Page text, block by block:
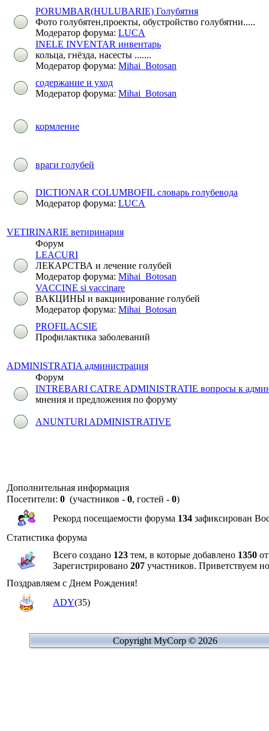
PORUMBAR(HULUBARIE) Голубятня
Фото голубятен,проекты, обустройство голубятни.....
Модератор форума: LUCA
INELE INVENTAR инвентарь
кольца, гнёзда, насесты .......
Модератор форума: Mihai_Botosan
содержание и уход
Модератор форума: Mihai_Botosan
кормление
враги голубей
DICTIONAR COLUMBOFIL словарь голубевода
Модератор форума: LUCA
VETIRINARIE ветиринария
Форум
LEACURI
ЛЕКАРСТВА и лечение голубей
Модератор форума: Mihai_Botosan
VACCINE si vaccinare
ВАКЦИНЫ и вакцинирование голубей
Модератор форума: Mihai_Botosan
PROFILACSIE
Профилактика заболеваний
ADMINISTRATIA администрация
Форум
INTREBARI CATRE ADMINISTRATIE вопросы к
мнения и предложения по форуму
ANUNTURI ADMINISTRATIVE
Дополнительная информация
Посетители: 0 (участников - 0, гостей - 0)
Рекорд посещаемости форума 134 зафиксирован
Статистика форума
Всего создано 123 тем, в которые добавлено 1350
Зарегистрировано 207 участников. Приветствуем
Поздравляем с Днем Рождения!
ADY(35)
Copyright MyCorp © 2026